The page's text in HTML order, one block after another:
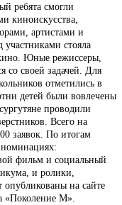
ребята смогли
киноискусства,
артистами и
участниками стояла
Юные режиссеры,
со своей задачей. Для
отметились в
детей были вовлечены
проводили
Всего на
заявок. По итогам
фильм и социальный
и ролики,
опубликованы на сайте
«Поколение М».